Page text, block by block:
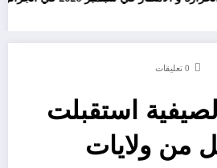
0 تعليقات
استقبلت
من ولايات